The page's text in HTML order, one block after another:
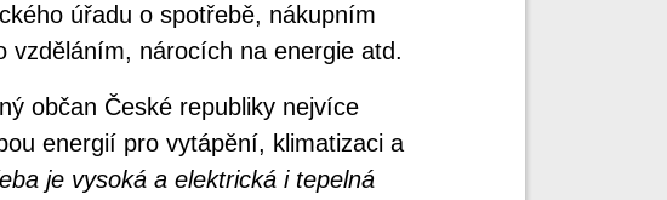
úřadu o spotřebě, nákupním
nárocích na energie atd.
občan České republiky nejvíce
energií pro vytápění, klimatizaci a
je vysoká a elektrická i tepelná